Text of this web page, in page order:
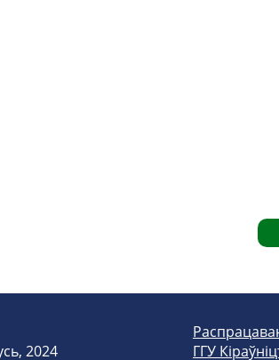
2024
ГГУ